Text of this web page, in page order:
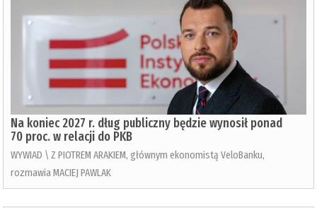
Na koniec 2027 r. dług publiczny będzie wynosił ponad
70 proc. w relacji do PKB
WYWIAD \ Z PIOTREM ARAKIEM, głównym ekonomistą VeloBanku,
rozmawia MACIEJ PAWLAK